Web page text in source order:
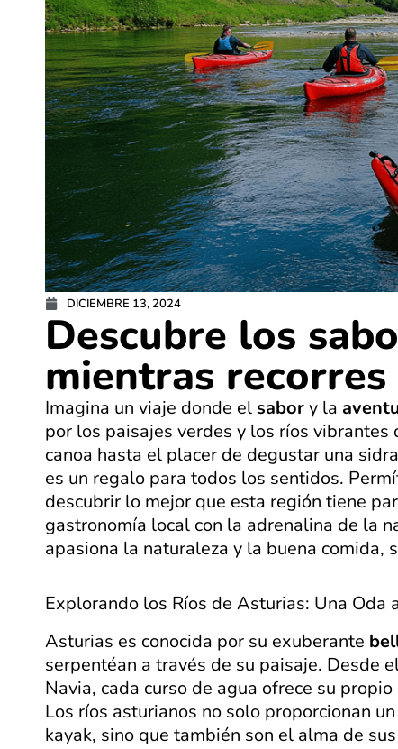
DICIEMBRE 13, 2024
Descubre los
mientras recorres
Imagina un viaje donde elsabory la
por los paisajes verdes y los ríos
canoa hasta el placer de degustar una
es un regalo para todos los sentidos.
descubrir lo mejor que esta región tiene
gastronomía local con la adrenalina de la
apasiona la naturaleza y la buena comida,
Explorando los Ríos de Asturias: Una Oda
Asturias es conocida por su exuberante
serpentéan a través de su paisaje. Desde
Navia, cada curso de agua ofrece su
Los ríos asturianos no solo proporcionan
kayak, sino que también son el alma de